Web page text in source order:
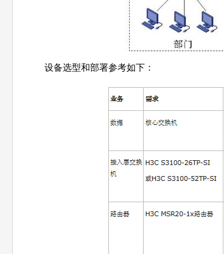
设备选型和部署参考如下：